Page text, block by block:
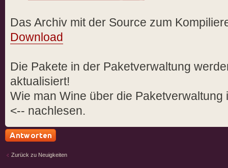
Das Archiv mit der Source zum
Download
Die Pakete in der Paketverwaltung
aktualisiert!
Wie man Wine über die
<-- nachlesen.
Zurück zu Neuigkeiten